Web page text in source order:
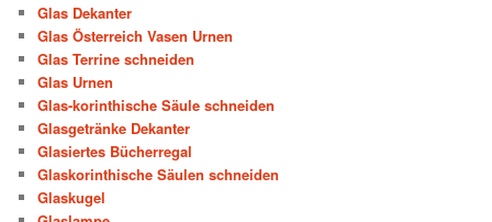
Glas Dekanter
Glas Österreich Vasen Urnen
Glas Terrine schneiden
Glas Urnen
Glas-korinthische Säule schneiden
Glasgetränke Dekanter
Glasiertes Bücherregal
Glaskorinthische Säulen schneiden
Glaskugel